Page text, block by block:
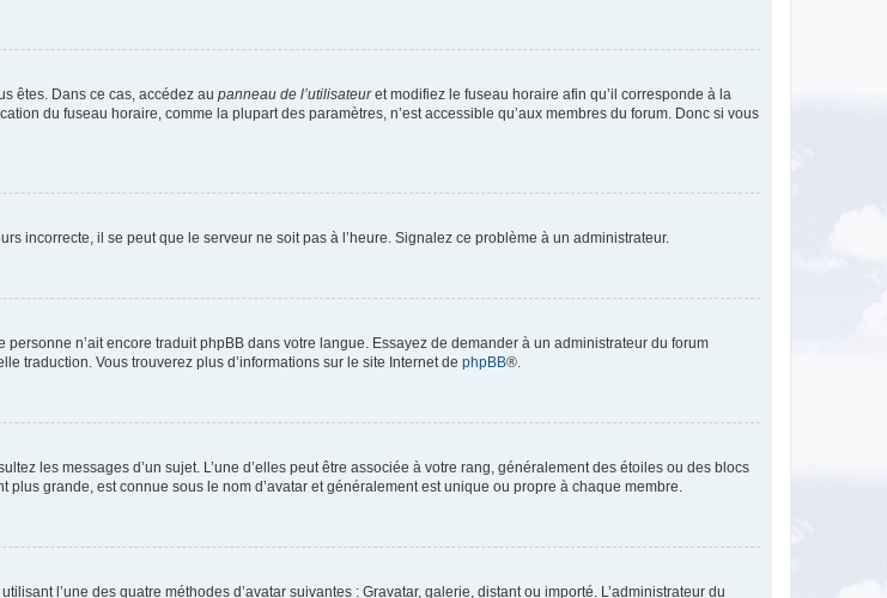
êtes. Dans ce cas, accédez au panneau de l’utilisateuret modifiez le fuseau horaire afin qu’il corresponde à la
du fuseau horaire, comme la plupart des paramètres, n’est accessible qu’aux membres du forum. Donc si vous
incorrecte, il se peut que le serveur ne soit pas à l’heure. Signalez ce problème à un administrateur.
n’ait encore traduit phpBB dans votre langue. Essayez de demander à un administrateur du forum
traduction. Vous trouverez plus d’informations sur le site Internet de phpBB®.
les messages d’un sujet. L’une d’elles peut être associée à votre rang, généralement des étoiles ou des blocs
grande, est connue sous le nom d’avatar et généralement est unique ou propre à chaque membre.
l’une des quatre méthodes d’avatar suivantes : Gravatar, galerie, distant ou importé. L’administrateur du